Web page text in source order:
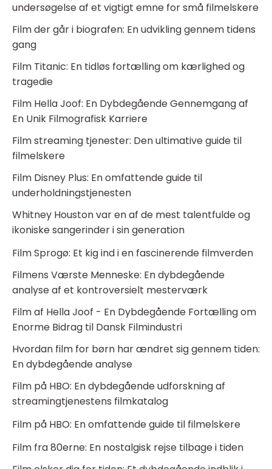
undersøgelse af et vigtigt emne for små filmelskere
Film der går i biografen: En udvikling gennem tidens
gang
Film Titanic: En tidløs fortælling om kærlighed og
tragedie
Film Hella Joof: En Dybdegående Gennemgang af
En Unik Filmografisk Karriere
Film streaming tjenester: Den ultimative guide til
filmelskere
Film Disney Plus: En omfattende guide til
underholdningstjenesten
Whitney Houston var en af de mest talentfulde og
ikoniske sangerinder i sin generation
Film Sprogø: Et kig ind i en fascinerende filmverden
Filmens Værste Menneske: En dybdegående
analyse af et kontroversielt mesterværk
Film af Hella Joof - En Dybdegående Fortælling om
Enorme Bidrag til Dansk Filmindustri
Hvordan film for børn har ændret sig gennem tiden:
En dybdegående analyse
Film på HBO: En dybdegående udforskning af
streamingtjenestens filmkatalog
Film på HBO: En omfattende guide til filmelskere
Film fra 80erne: En nostalgisk rejse tilbage i tiden